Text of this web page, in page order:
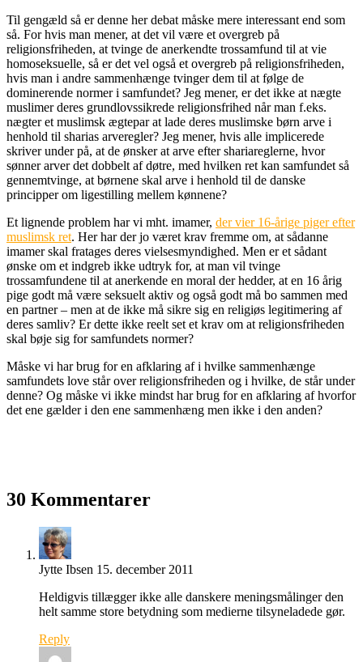
Til gengæld så er denne her debat måske mere interessant end som
så. For hvis man mener, at det vil være et overgreb på
religionsfriheden, at tvinge de anerkendte trossamfund til at vie
homoseksuelle, så er det vel også et overgreb på religionsfriheden,
hvis man i andre sammenhænge tvinger dem til at følge de
dominerende normer i samfundet? Jeg mener, er det ikke at nægte
muslimer deres grundlovssikrede religionsfrihed når man f.eks.
nægter et muslimsk ægtepar at lade deres muslimske børn arve i
henhold til sharias arveregler? Jeg mener, hvis alle implicerede
skriver under på, at de ønsker at arve efter shariareglerne, hvor
sønner arver det dobbelt af døtre, med hvilken ret kan samfundet så
gennemtvinge, at børnene skal arve i henhold til de danske
principper om ligestilling mellem kønnene?
Et lignende problem har vi mht. imamer, der vier 16-årige piger efter
muslimsk ret. Her har der jo været krav fremme om, at sådanne
imamer skal fratages deres vielsesmyndighed. Men er et sådant
ønske om et indgreb ikke udtryk for, at man vil tvinge
trossamfundene til at anerkende en moral der hedder, at en 16 årig
pige godt må være seksuelt aktiv og også godt må bo sammen med
en partner – men at de ikke må sikre sig en religiøs legitimering af
deres samliv? Er dette ikke reelt set et krav om at religionsfriheden
skal bøje sig for samfundets normer?
Måske vi har brug for en afklaring af i hvilke sammenhænge
samfundets love står over religionsfriheden og i hvilke, de står under
denne? Og måske vi ikke mindst har brug for en afklaring af hvorfor
det ene gælder i den ene sammenhæng men ikke i den anden?
30 Kommentarer
Jytte Ibsen 15. december 2011
Heldigvis tillægger ikke alle danskere meningsmålinger den
helt samme store betydning som medierne tilsyneladede gør.
Reply